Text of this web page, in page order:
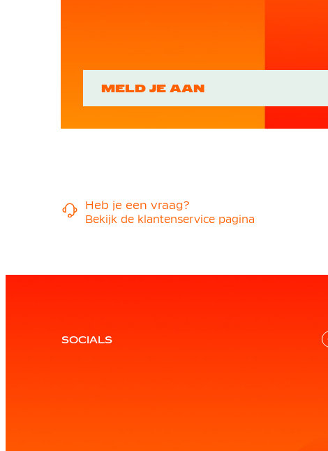
MELD JE AAN
Heb je een vraag?
Bekijk de klantenservice pagina
SOCIALS